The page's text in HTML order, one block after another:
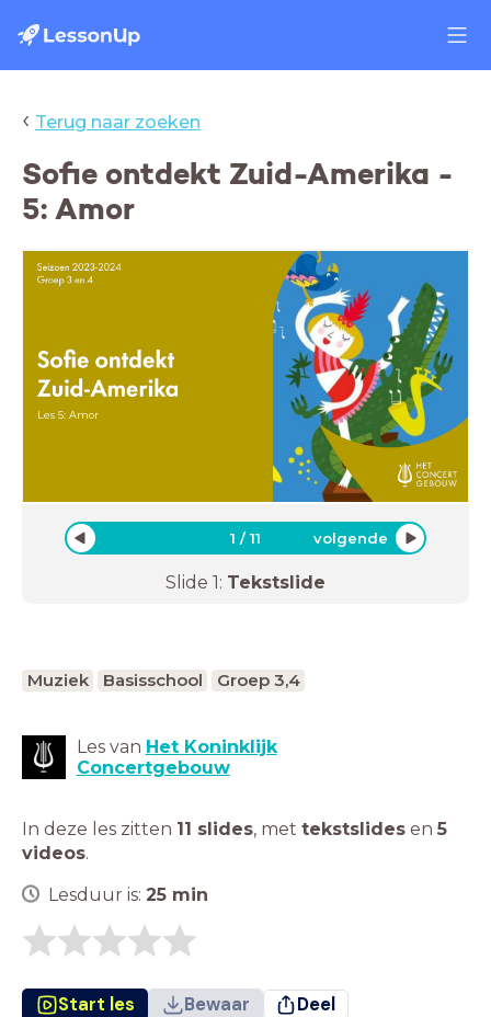
‹ Terug naar zoeken
Sofie ontdekt Zuid-Amerika -
5: Amor
Les 5: Amor
1 /11 volgende
Slide 1: Tekstslide
Muziek Basisschool Groep 3,4
Les van Het Koninklijk
Concertgebouw
In deze les zitten 11 slides, met tekstslides en 5
videos.
Lesduur is: 25 min
Start les Bewaar Deel